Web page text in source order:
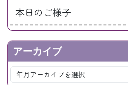
本日のご様子
アーカイブ